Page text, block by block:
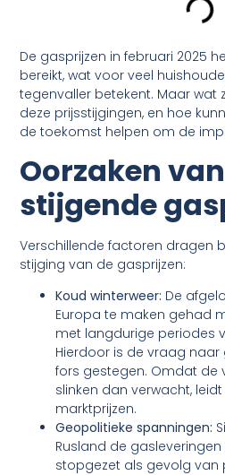
De gasprijzen in februari 2025
bereikt, wat voor veel
tegenvaller betekent. Maar wat
deze prijsstijgingen, en hoe
de toekomst helpen om de
Oorzaken
stijgende
Verschillende factoren dragen
stijging van de gasprijzen:
Koud winterweer: De
Europa te maken gehad
met langdurige periodes
Hierdoor is de vraag
fors gestegen. Omdat de
slinken dan verwacht,
marktprijzen.
Geopolitieke spanningen:
Rusland de
stopgezet als gevolg van